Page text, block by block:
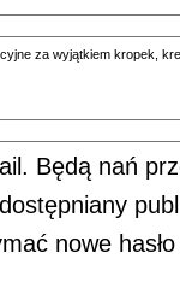
za wyjątkiem kropek,
Będą nań
nowe